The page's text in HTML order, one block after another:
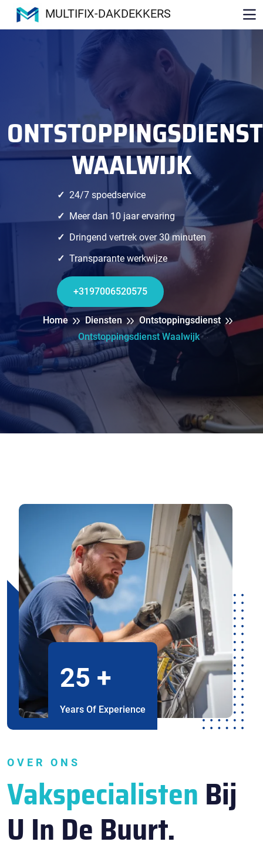
MULTIFIX-DAKDEKKERS
ONTSTOPPINGSDIENST
WAALWIJK
24/7 spoedservice
Meer dan 10 jaar ervaring
Dringend vertrek over 30 minuten
Transparante werkwijze
+3197006520575
Home Diensten
Ontstoppingsdienst
Ontstoppingsdienst Waalwijk
25 +
Years Of Experience
OVER ONS
Vakspecialisten Bij
U In De Buurt.